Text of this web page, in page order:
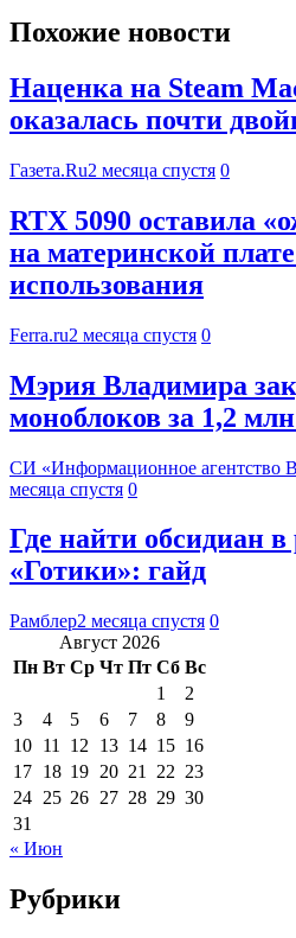
Похожие новости
Наценка на Steam
оказалась почти
Газета.Ru2 месяца спустя 0
RTX 5090 оставила
на материнской плате
использования
Ferra.ru2 месяца спустя 0
Мэрия Владимира
моноблоков за 1,2
СИ «Информационное агентство
месяца спустя 0
Где найти обсидиан в
«Готики»: гайд
Рамблер2 месяца спустя 0
Август 2026
Пн Вт Ср Чт Пт Сб Вс
1
2
3
4 5 6 7 8
9
10 11 12 13 14 15 16
17 18 19 20 21 22 23
24 25 26 27 28 29 30
31
« Июн
Рубрики